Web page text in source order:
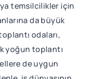
temsilcilikler için
da büyük
odaları,
yoğun toplantı
de uygun